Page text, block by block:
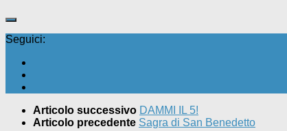
Seguici:
Articolo successivo DAMMI IL 5!
Articolo precedente Sagra di San Benedetto